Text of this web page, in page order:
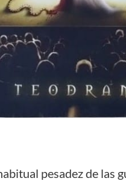
pesadez de las